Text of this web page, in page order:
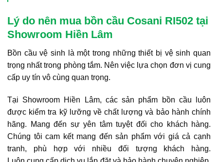
Lý do nên mua bồn cầu Cosani RI502 tại
Showroom Hiền Lâm
Bồn cầu vệ sinh là một trong những thiết bị vệ sinh quan
trọng nhất trong phòng tắm. Nên việc lựa chọn đơn vị cung
cấp uy tín vô cùng quan trọng.
Tại Showroom Hiền Lâm, các sản phẩm bồn cầu luôn
được kiểm tra kỹ lưỡng về chất lượng và bảo hành chính
hãng. Mang đến sự yên tâm tuyệt đối cho khách hàng.
Chúng tôi cam kết mang đến sản phẩm với giá cả cạnh
tranh, phù hợp với nhiều đối tượng khách hàng.